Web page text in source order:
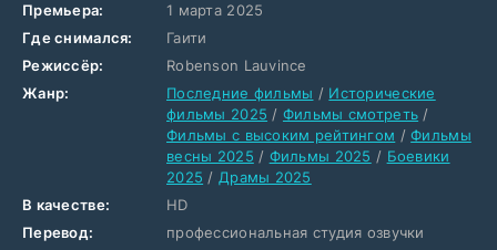
Премьера:
1 марта 2025
Где снимался:
Гаити
Режиссёр:
Robenson Lauvince
Жанр:
Последние фильмы / Исторические
фильмы 2025 / Фильмы смотреть /
Фильмы с высоким рейтингом /Фильмы
весны 2025 / Фильмы 2025 / Боевики
2025 / Драмы 2025
В качестве:
HD
Перевод:
профессиональная студия озвучки